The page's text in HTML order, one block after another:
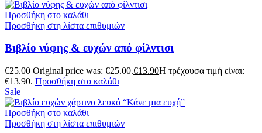
Προσθήκη στο καλάθι
Προσθήκη στη λίστα επιθυμιών
Βιβλίο νύφης & ευχών από φίλντισι
€25.00 Original price was: €25.00.€13.90Η τρέχουσα τιμή είναι:
€13.90. Προσθήκη στο καλάθι
Sale
Προσθήκη στο καλάθι
Προσθήκη στη λίστα επιθυμιών